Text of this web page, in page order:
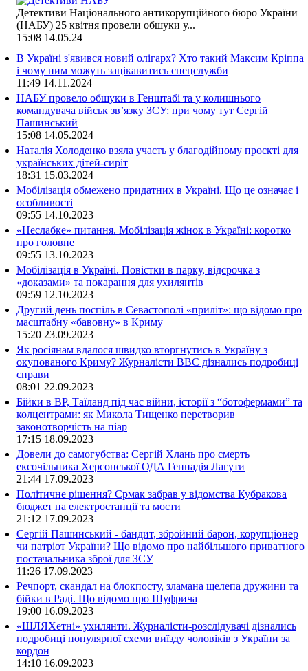
Детективи Національного антикорупційного бюро України
(НАБУ) 25 квітня провели обшуки у...
15:08 14.05.24
В Україні з'явився новий олігарх? Хто такий Максим Кріппа
і чому ним можуть зацікавитись спецслужби
11:49 14.11.2024
НАБУ провело обшуки в Генштабі та у колишнього
командувача військ зв’язку ЗСУ: при чому тут Сергій
Пашинський
15:08 14.05.2024
Наталія Холоденко взяла участь у благодійному проєкті для
українських дітей-сиріт
18:31 15.03.2024
Мобілізація обмежено придатних в Україні. Що це означає і
особливості
09:55 14.10.2023
«Неслабке» питання. Мобілізація жінок в Україні: коротко
про головне
09:55 13.10.2023
Мобілізація в Україні. Повістки в парку, відсрочка з
«доказами» та покарання для ухилянтів
09:59 12.10.2023
Другий день поспіль в Севастополі «приліт»: що відомо про
масштабну «бавовну» в Криму
15:20 23.09.2023
Як росіянам вдалося швидко вторгнутись в Україну з
окупованого Криму? Журналісти ВВС дізнались подробиці
справи
08:01 22.09.2023
Бійки в ВР, Таїланд під час війни, історії з “ботофермами” та
колцентрами: як Микола Тищенко перетворив
законотворчість на піар
17:15 18.09.2023
Довели до самогубства: Сергій Хлань про смерть
ексочільника Херсонської ОДА Геннадія Лагути
21:44 17.09.2023
Політичне рішення? Єрмак забрав у відомства Кубракова
бюджет на електростанції та мости
21:12 17.09.2023
Сергій Пашинський - бандит, збройний барон, корупціонер
чи патріот України? Що відомо про найбільшого приватного
постачальника зброї для ЗСУ
11:26 17.09.2023
Речпорт, скандал на блокпосту, зламана щелепа дружини та
бійки в Раді. Що відомо про Шуфрича
19:00 16.09.2023
«ШЛЯХетні» ухилянти. Журналісти-розслідувачі дізнались
подробиці популярної схеми виїзду чоловіків з України за
кордон
14:10 16.09.2023